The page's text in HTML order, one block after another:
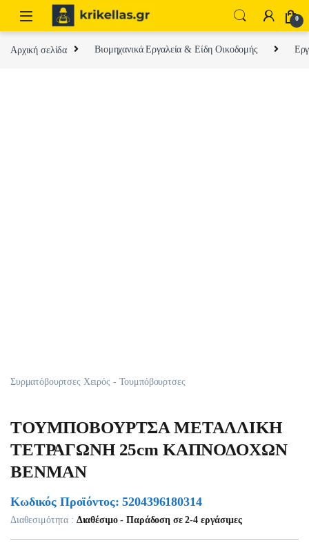
Skip to navigation
Skip to content
0
Αρχική σελίδα Βιομηχανικά Εργαλεία & Είδη Οικοδομής
Συρματόβουρτσες Χειρός - Τουμπόβουρτσες
ΤΟΥΜΠΟΒΟΥΡΤΣΑ ΜΕΤΑΛΛΙΚΗ
ΤΕΤΡΑΓΩΝΗ 25cm ΚΑΠΝΟΔΟΧΩΝ
BENMAN
Κωδικός Προϊόντος: 5204396180314
Διαθεσιμότητα : Διαθέσιμο - Παράδοση σε 2-4 εργάσιμες